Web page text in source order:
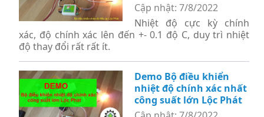
Cập nhật: 7/8/2022
Nhiệt độ cực kỳ chính
xác, độ chính xác lên đến +- 0.1 độ C, duy trì nhiệt
độ thay đổi rất rất ít.
Demo Bộ điều khiển
nhiệt độ chính xác nhất
công suất lớn Lộc Phát